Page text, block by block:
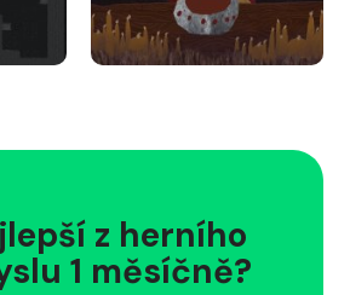
z herního
1 měsíčně?